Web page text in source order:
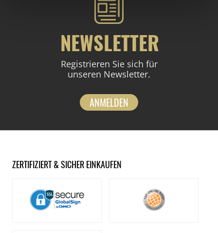
NEWSLETTER
Registrieren Sie sich für
unseren Newsletter.
ANMELDEN
ZERTIFIZIERT & SICHER EINKAUFEN